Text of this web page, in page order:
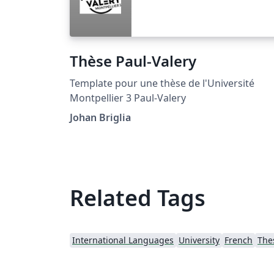
Thèse Paul-Valery
Template pour une thèse de l'Université
Montpellier 3 Paul-Valery
Johan Briglia
Related Tags
International Languages University French